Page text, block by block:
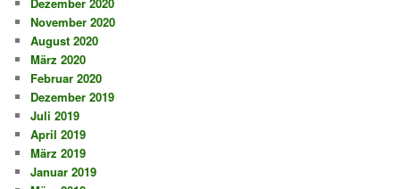
November 2020
August 2020
März 2020
Februar 2020
Dezember 2019
Juli 2019
April 2019
März 2019
Januar 2019